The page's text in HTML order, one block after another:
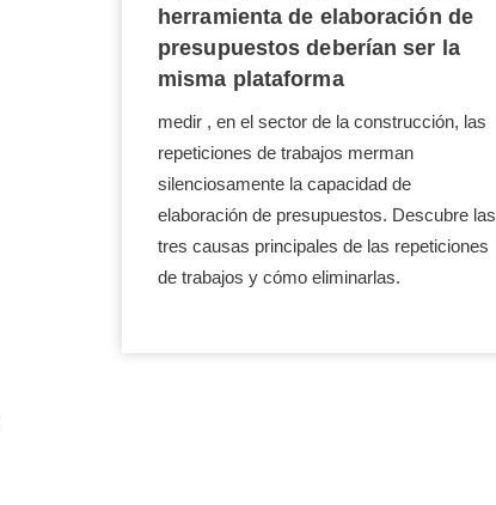
herramienta de elaboración de
presupuestos deberían ser la
misma plataforma
medir , en el sector de la construcción, las
repeticiones de trabajos merman
silenciosamente la capacidad de
elaboración de presupuestos. Descubre las
tres causas principales de las repeticiones
de trabajos y cómo eliminarlas.